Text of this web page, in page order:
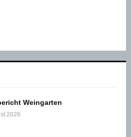
Weingarten
2026